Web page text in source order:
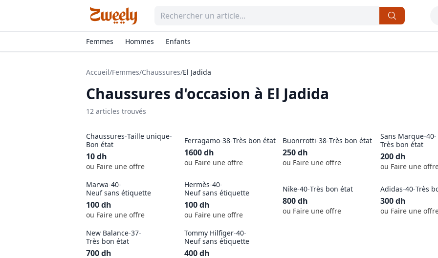
Femmes Hommes Enfants
Accueil/Femmes/Chaussures/El Jadida
Chaussures d'occasion à El Jadida
12 articles trouvés
Chaussures-Taille unique-
Bon état
10dh
ou Faire une offre
Ferragamo-38-Très bon état
1600dh
ou Faire une offre
Buonrrotti-38-Très bon état
250dh
ou Faire une offre
Sans Marque-40-
Très bon état
200dh
ou Faire une
Marwa-40-
Neuf sans étiquette
100dh
ou Faire une offre
Hermès-40-
Neuf sans étiquette
100dh
ou Faire une offre
Nike-40-Très bon état
800dh
ou Faire une offre
Adidas-40-Très
300dh
ou Faire une
New Balance-37-
Très bon état
700dh
Tommy Hilfiger-40-
Neuf sans étiquette
400dh